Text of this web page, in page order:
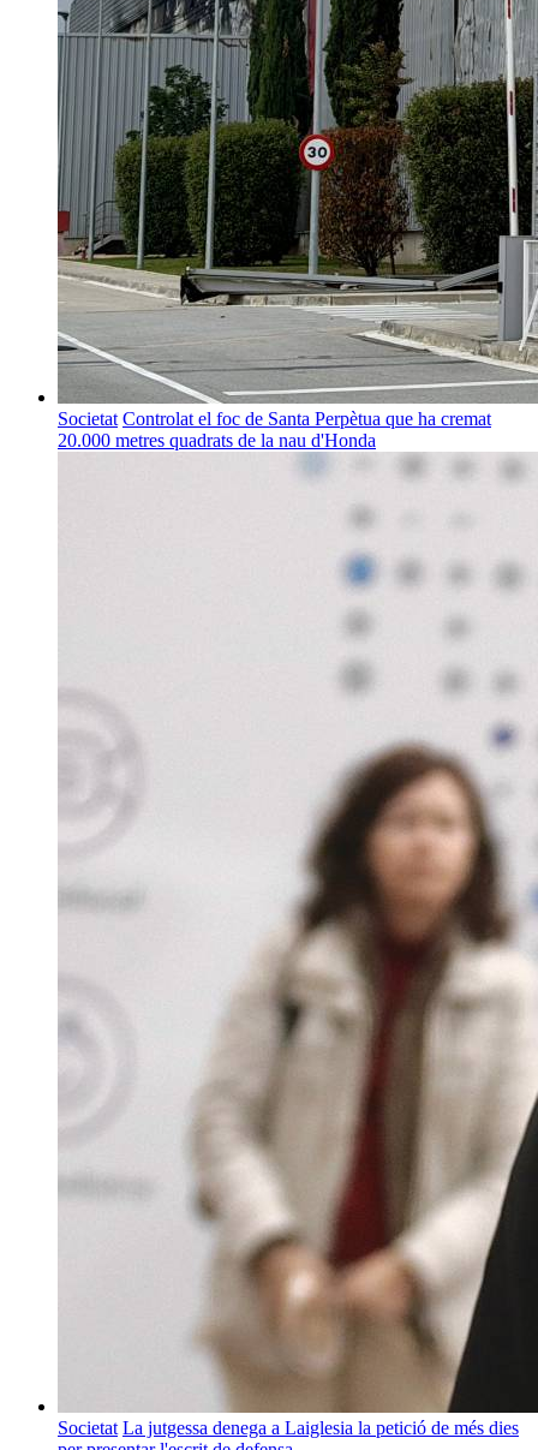
Societat Controlat el foc de Santa Perpètua que ha cremat
20.000 metres quadrats de la nau d'Honda
Societat La jutgessa denega a Laiglesia la petició de més dies